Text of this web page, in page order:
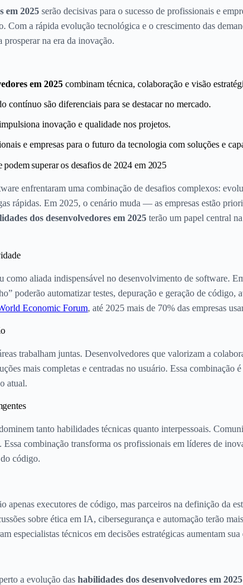
em 2025 serão decisivas para o sucesso de profissionais e
Com a rápida evolução tecnológica e o crescimento das
prosperar na era da inovação.
em 2025 combinam técnica, colaboração e visão
contínuo são diferenciais para se destacar no mercado.
inovação e qualidade nos projetos.
e empresas para o futuro da tecnologia com soluções e
superar os desafios de 2024 em 2025
enfrentaram uma combinação de desafios complexos:
rápidas. Em 2025, o cenário muda — as empresas estão
dos desenvolvedores em 2025 terão um papel central
como aliada indispensável no desenvolvimento de software.
poderão automatizar testes, depuração e geração de código,
Economic Forum, até 2025 mais de 70% das empresas
trabalham juntas. Desenvolvedores que valorizam a
mais completas e centradas no usuário. Essa combinação
atual.
tanto habilidades técnicas quanto interpessoais.
combinação transforma os profissionais em líderes de
código.
apenas executores de código, mas parceiros na definição da
sobre ética em IA, cibersegurança e automação terão
especialistas técnicos em decisões estratégicas aumentam
a evolução dashabilidades dos desenvolvedores em 2025